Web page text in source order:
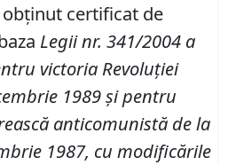
obţinut certificat de
Legii nr. 341/2004 a
victoria Revoluţiei
1989 şi pentru
anticomunistă de la
1987, cu modificările